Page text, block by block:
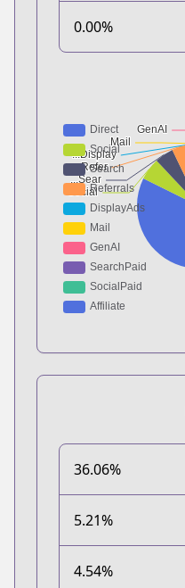
0.00%
36.06%
5.21%
4.54%